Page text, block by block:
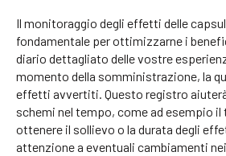
Il monitoraggio degli effetti delle
fondamentale per ottimizzarne i
diario dettagliato delle vostre
momento della somministrazione, la
effetti avvertiti. Questo registro
schemi nel tempo, come ad esempio
ottenere il sollievo o la durata degli
attenzione a eventuali cambiamenti